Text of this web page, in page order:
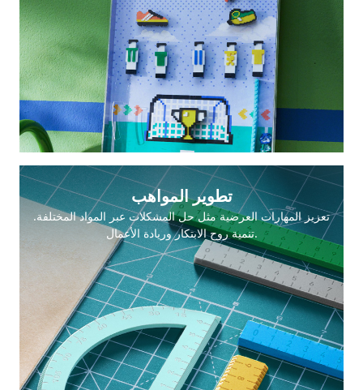
تطوير المواهب
تعزيز المهارات العرضية مثل حل المشكلات عبر المواد المختلفة.
تنمية روح الابتكار وريادة الأعمال.